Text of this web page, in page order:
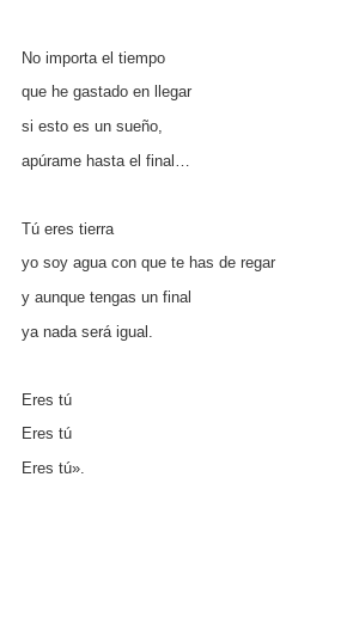
No importa el tiempo
que he gastado en llegar
si esto es un sueño,
apúrame hasta el final…
Tú eres tierra
yo soy agua con que te has de regar
y aunque tengas un final
ya nada será igual.
Eres tú
Eres tú
Eres tú».